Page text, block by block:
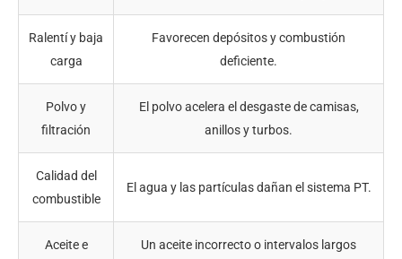
Ralentí y baja
carga
Favorecen depósitos y combustión
deficiente.
Polvo y
filtración
El polvo acelera el desgaste de camisas,
anillos y turbos.
Calidad del
combustible
El agua y las partículas dañan el sistema PT.
Aceite e
Un aceite incorrecto o intervalos largos